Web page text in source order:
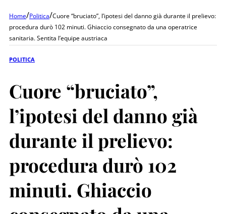
Home/Politica/Cuore “bruciato”, l’ipotesi del danno già durante il prelievo:
procedura durò 102 minuti. Ghiaccio consegnato da una operatrice
sanitaria. Sentita l’equipe austriaca
POLITICA
Cuore “bruciato”,
l’ipotesi del danno già
durante il prelievo:
procedura durò 102
minuti. Ghiaccio